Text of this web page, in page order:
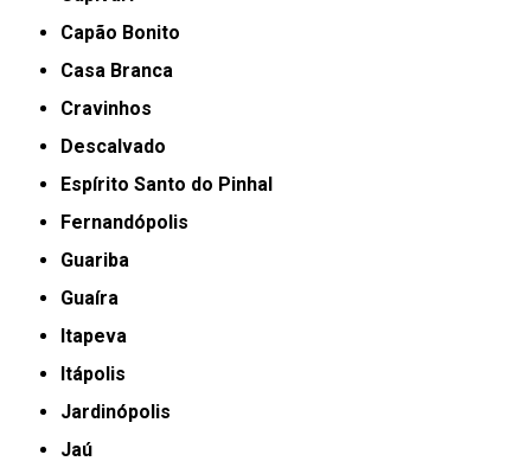
Capão Bonito
Casa Branca
Cravinhos
Descalvado
Espírito Santo do Pinhal
Fernandópolis
Guariba
Guaíra
Itapeva
Itápolis
Jardinópolis
Jaú